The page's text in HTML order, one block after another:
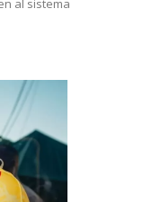
al sistema